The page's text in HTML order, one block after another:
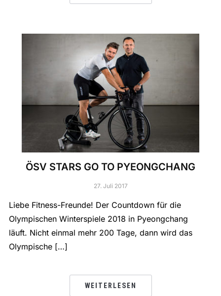
ÖSV STARS GO TO PYEONGCHANG
27. Juli 2017
Liebe Fitness-Freunde! Der Countdown für die
Olympischen Winterspiele 2018 in Pyeongchang
läuft. Nicht einmal mehr 200 Tage, dann wird das
Olympische […]
WEITERLESEN